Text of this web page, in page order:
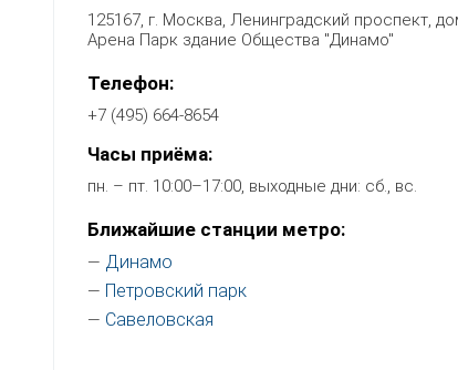
125167, г. Москва, Ленинградский проспект,
Арена Парк здание Общества "Динамо"
Телефон:
+7 (495) 664-8654
Часы приёма:
пн. – пт. 10:00–17:00, выходные дни: сб., вс.
Ближайшие станции метро:
— Динамо
— Петровский парк
— Савеловская